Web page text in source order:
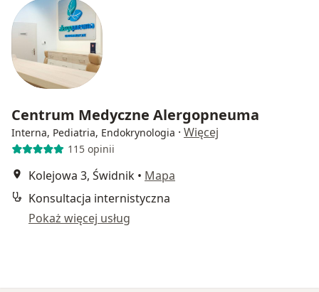
Centrum Medyczne Alergopneuma
Interna, Pediatria, Endokrynologia · Więcej
115 opinii
Kolejowa 3, Świdnik • Mapa
Konsultacja internistyczna
Pokaż więcej usług